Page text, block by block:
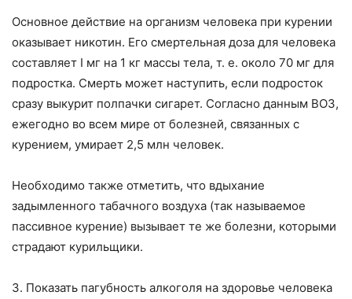
Основное действие на организм человека при курении
ока­зывает никотин. Его смертельная доза для человека
составляет I мг на 1 кг массы тела, т. е. около 70 мг для
подростка. Смерть может наступить, если подросток
сразу выкурит полпачки си­гарет. Согласно данным ВОЗ,
ежегодно во всем мире от болез­ней, связанных с
курением, умирает 2,5 млн человек.
Необходимо также отметить, что вдыхание
задымленного табачного воздуха (так называемое
пассивное курение) вызыва­ет те же болезни, которыми
страдают курильщики.
3. Показать пагубность алкоголя на здоровье человека